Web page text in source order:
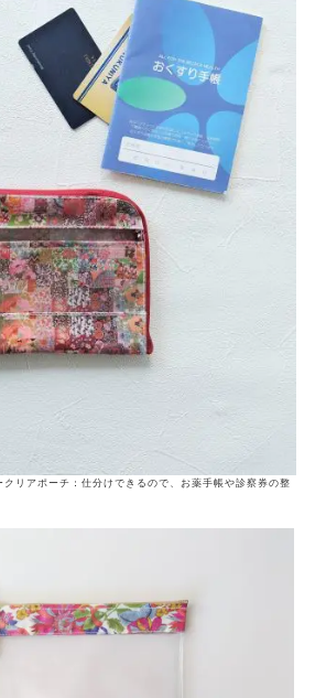
リアポーチ：仕分けできるので、お薬手帳や診察券の整